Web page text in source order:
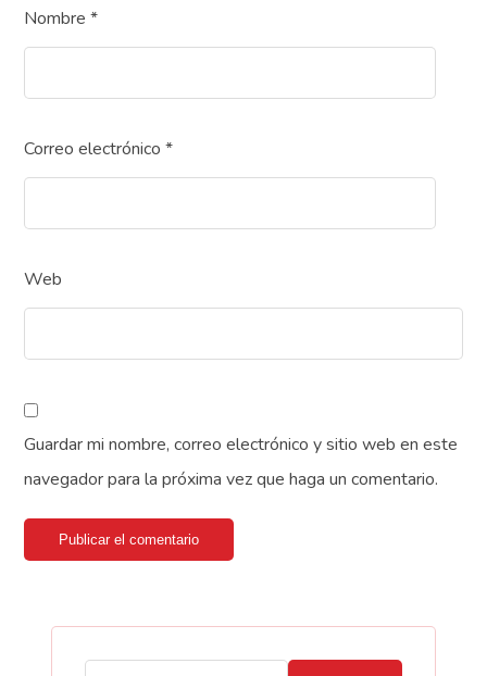
Nombre*
Correo electrónico*
Web
Guardar mi nombre, correo electrónico y sitio web en este
navegador para la próxima vez que haga un comentario.
Publicar el comentario